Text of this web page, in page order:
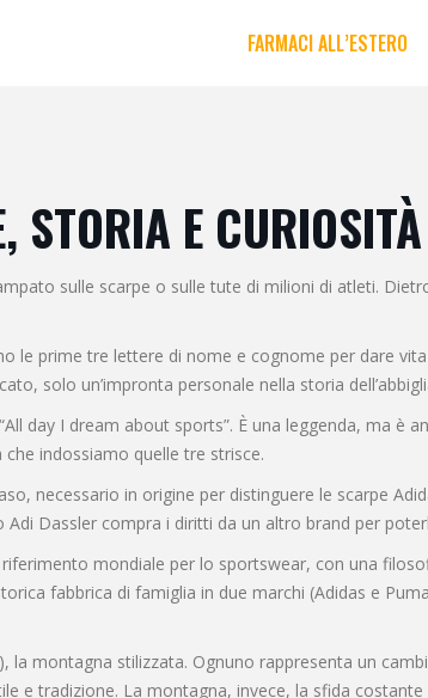
FARMACI ALL’ESTERO
STORIA E
sulle scarpe o sulle tute di milioni di atleti.
le prime tre lettere di nome e cognome per dare
solo un’impronta personale nella storia
day I dream about sports”. È una leggenda, ma è
indossiamo quelle tre strisce.
necessario in origine per distinguere le scarpe
Dassler compra i diritti da un altro brand per
mondiale per lo sportswear, con una
fabbrica di famiglia in due marchi (Adidas e
montagna stilizzata. Ognuno rappresenta un
e tradizione. La montagna, invece, la sfida